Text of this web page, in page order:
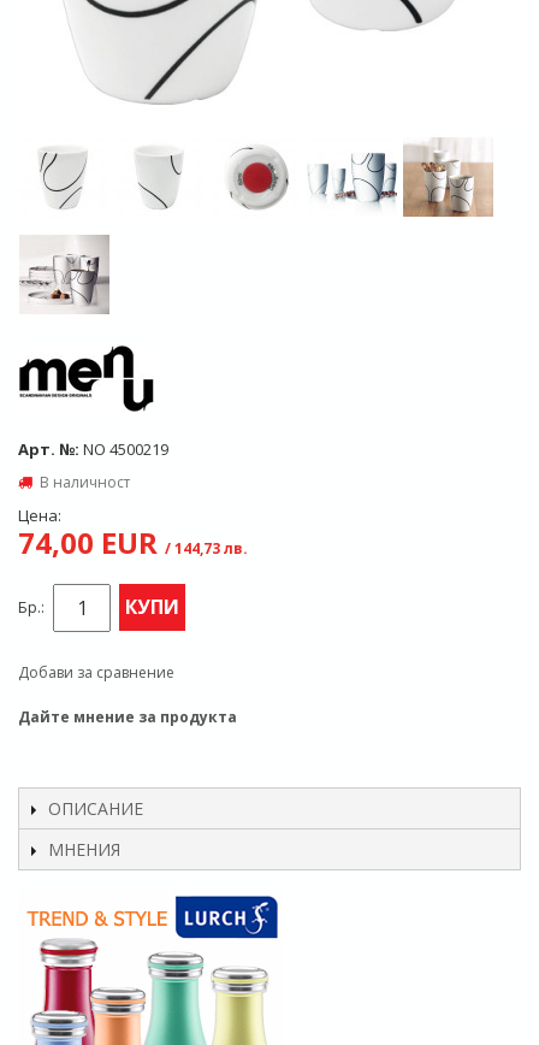
Арт. №: NO 4500219
В наличност
Цена:
74,00 EUR / 144,73 лв.
Бр.: КУПИ
Добави за сравнение
Дайте мнение за продукта
ОПИСАНИЕ
МНЕНИЯ